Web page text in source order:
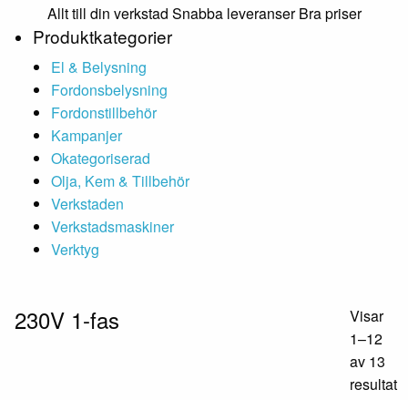
Allt till din verkstad Snabba leveranser Bra priser
Produktkategorier
El & Belysning
Fordonsbelysning
Fordonstillbehör
Kampanjer
Okategoriserad
Olja, Kem & Tillbehör
Verkstaden
Verkstadsmaskiner
Verktyg
230V 1-fas
Visar
1–12
av 13
resultat